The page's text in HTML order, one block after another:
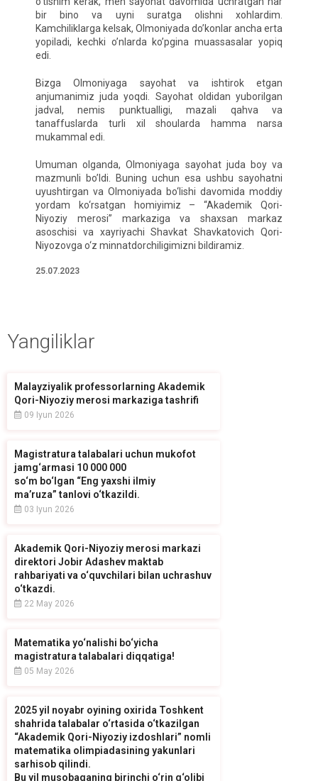
bir bino va uyni suratga olishni xohlardim.
Kamchiliklarga kelsak, Olmoniyada do’konlar ancha erta
yopiladi, kechki o’nlarda ko’pgina muassasalar yopiq
edi.
Bizga Olmoniyaga sayohat va ishtirok etgan
anjumanimiz juda yoqdi. Sayohat oldidan yuborilgan
jadval, nemis punktualligi, mazali qahva va
tanaffuslarda turli xil shoularda hamma narsa
mukammal edi.
Umuman olganda, Olmoniyaga sayohat juda boy va
mazmunli bo’ldi. Buning uchun esa ushbu sayohatni
uyushtirgan va Olmoniyada bo‘lishi davomida moddiy
yordam ko‘rsatgan homiyimiz – “Akademik Qori-
Niyoziy merosi” markaziga va shaxsan markaz
asoschisi va xayriyachi Shavkat Shavkatovich Qori-
Niyozovga o‘z minnatdorchiligimizni bildiramiz.
25.07.2023
Yangiliklar
Malayziyalik professorlarning Akademik
Qori-Niyoziy merosi markaziga tashrifi
09 Iyun 2026
Magistratura talabalari uchun mukofot
jamg‘armasi 10 000 000
so‘m bo‘lgan “Eng yaxshi ilmiy
ma’ruza” tanlovi o‘tkazildi.
03 Iyun 2026
Akademik Qori-Niyoziy merosi markazi
direktori Jobir Adashev maktab
rahbariyati va o‘quvchilari bilan uchrashuv
o‘tkazdi.
22 May 2026
Matematika yo‘nalishi bo‘yicha
magistratura talabalari diqqatiga!
05 May 2026
2025 yil noyabr oyining oxirida Toshkent
shahrida talabalar o‘rtasida o‘tkazilgan
“Akademik Qori-Niyoziy izdoshlari” nomli
matematika olimpiadasining yakunlari
sarhisob qilindi.
Bu yil musobaqaning birinchi o‘rin g‘olibi